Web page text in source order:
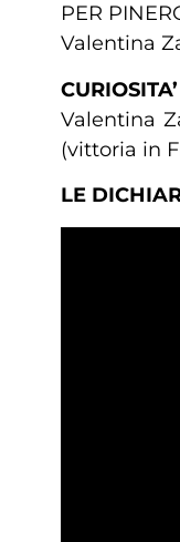
PER
Valentina
CURIOSITA’
Valentina
(vittoria in
LE